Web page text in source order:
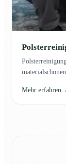
Mehr erfahren→